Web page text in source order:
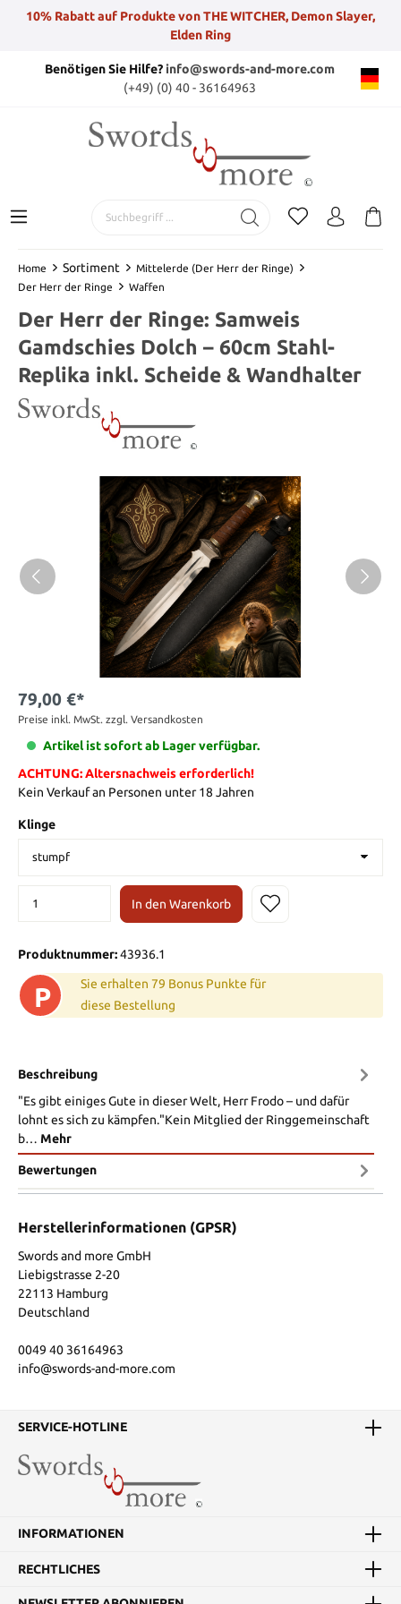
10% Rabatt auf Produkte von THE WITCHER, Demon Slayer,
Elden Ring
Benötigen Sie Hilfe?info@swords-and-more.com
(+49) (0) 40 - 36164963
Home Sortiment
Mittelerde (Der Herr der Ringe)
Der Herr der Ringe
Waffen
Der Herr der Ringe: Samweis
Gamdschies Dolch – 60cm Stahl-
Replika inkl. Scheide & Wandhalter
79,00 €*
Preise inkl. MwSt. zzgl. Versandkosten
Artikel ist sofort ab Lager verfügbar.
ACHTUNG: Altersnachweis erforderlich!
Kein Verkauf an Personen unter 18 Jahren
Klinge
In den Warenkorb
Produktnummer:43936.1
P
Sie erhalten 79 Bonus Punkte für
diese Bestellung
Beschreibung
"Es gibt einiges Gute in dieser Welt, Herr Frodo – und dafür
lohnt es sich zu kämpfen."Kein Mitglied der Ringgemeinschaft
b… Mehr
Bewertungen
Herstellerinformationen (GPSR)
Swords and more GmbH
Liebigstrasse 2-20
22113 Hamburg
Deutschland
0049 40 36164963
info@swords-and-more.com
SERVICE-HOTLINE
INFORMATIONEN
RECHTLICHES